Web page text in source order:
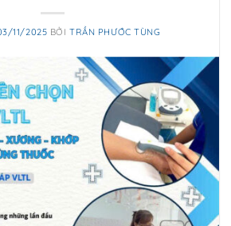
11/2025 BỞITRẦN PHƯỚC TÙNG